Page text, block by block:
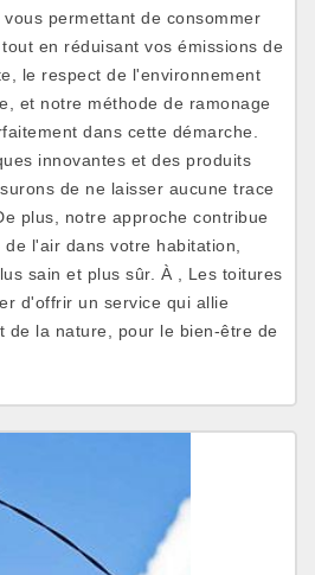
permettant de consommer
en réduisant vos émissions de
le respect de l'environnement
et notre méthode de ramonage
dans cette démarche.
innovantes et des produits
de ne laisser aucune trace
plus, notre approche contribue
l'air dans votre habitation,
sain et plus sûr. À , Les toitures
d'offrir un service qui allie
de la nature, pour le bien-être de